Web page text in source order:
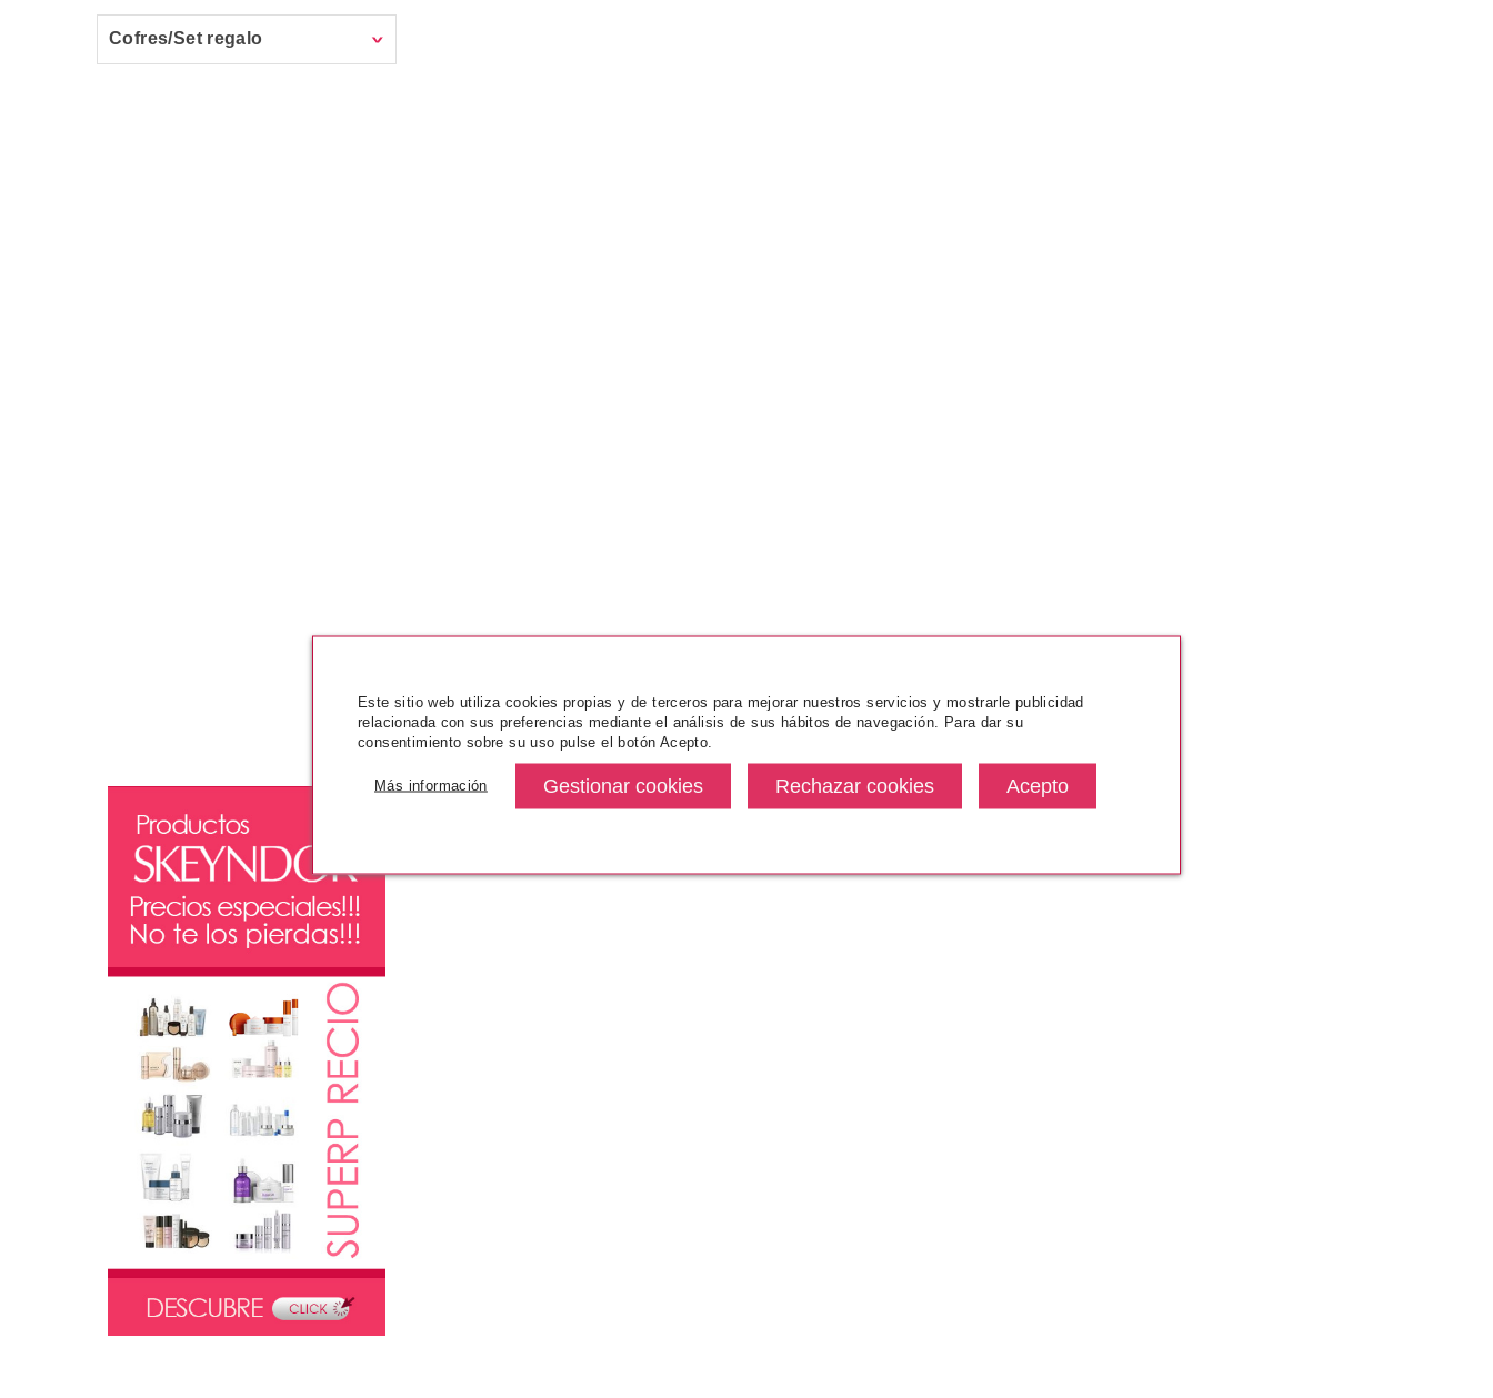
Cofres/Set regalo
Este sitio web utiliza cookies propias y de terceros para mejorar nuestros servicios y mostrarle publicidad
relacionada con sus preferencias mediante el análisis de sus hábitos de navegación. Para dar su
consentimiento sobre su uso pulse el botón Acepto.
Más información